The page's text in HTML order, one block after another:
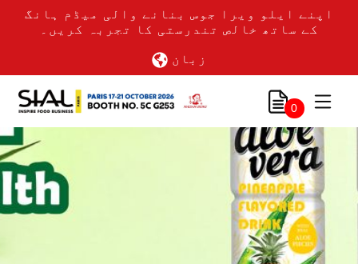
اپنے ایلو ویرا جوس بنانے والی میڈم ہانگ
کے ساتھ خالص تندرستی کا تجربہ کریں۔
زبان
0